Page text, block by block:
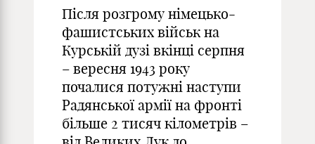
Після розгрому німецько-
фашистських військ на
Курській дузі вкінці серпня
– вересня 1943 року
почалися потужні наступи
Радянської армії на фронті
більше 2 тисяч кілометрів –